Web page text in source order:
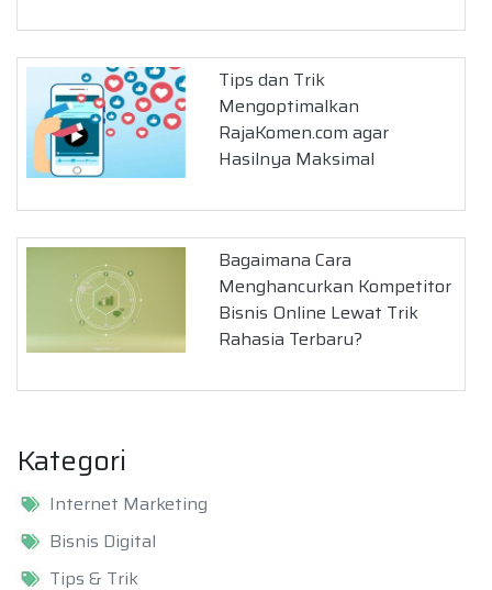
Tips dan Trik
Mengoptimalkan
RajaKomen.com agar
Hasilnya Maksimal
Bagaimana Cara
Menghancurkan Kompetitor
Bisnis Online Lewat Trik
Rahasia Terbaru?
Kategori
Internet Marketing
Bisnis Digital
Tips & Trik